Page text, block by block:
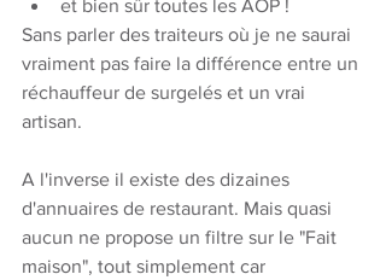
et bien sûr toutes les AOP !
Sans parler des traiteurs où je ne saurai
vraiment pas faire la différence entre un
réchauffeur de surgelés et un vrai
artisan.
A l'inverse il existe des dizaines
d'annuaires de restaurant. Mais quasi
aucun ne propose un filtre sur le "Fait
maison", tout simplement car